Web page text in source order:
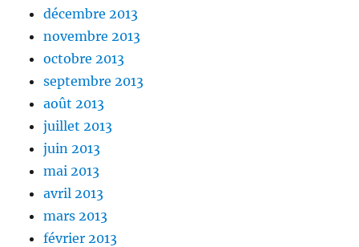
décembre 2013
novembre 2013
octobre 2013
septembre 2013
août 2013
juillet 2013
juin 2013
mai 2013
avril 2013
mars 2013
février 2013